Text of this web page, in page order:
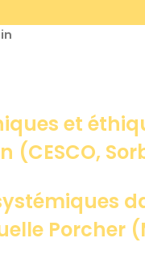
et
(CESCO,
Porcher